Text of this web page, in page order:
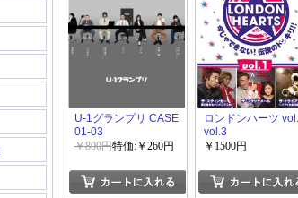
U-1グランプリ CASE
01-03
￥800円特価:￥260円
ロンドンハーツ
vol.3
￥1500円